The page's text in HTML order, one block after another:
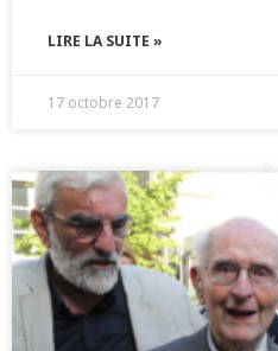
LIRE LA SUITE »
17 octobre 2017